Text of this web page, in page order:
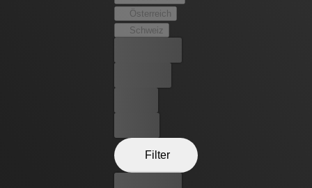
Österreich
Schweiz
Filter